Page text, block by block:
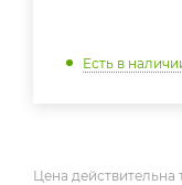
Есть в
Цена действительна